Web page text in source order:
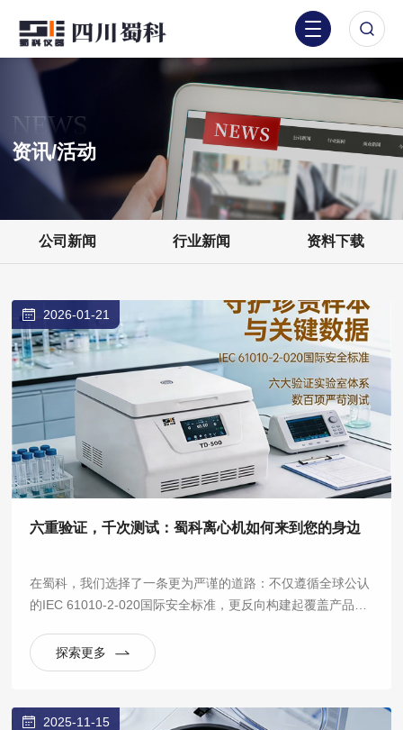
NEWS
资讯/活动
公司新闻 行业新闻 资料下载
2026-01-21
六重验证，千次测试：蜀科离心机如何来到您的身边
在蜀科，我们选择了一条更为严谨的道路：不仅遵循全球公认
的IEC 61010-2-020国际安全标准，更反向构建起覆盖产品全
拆解为数百项可量化、可重复的严苛测试。
探索更多
2025-11-15